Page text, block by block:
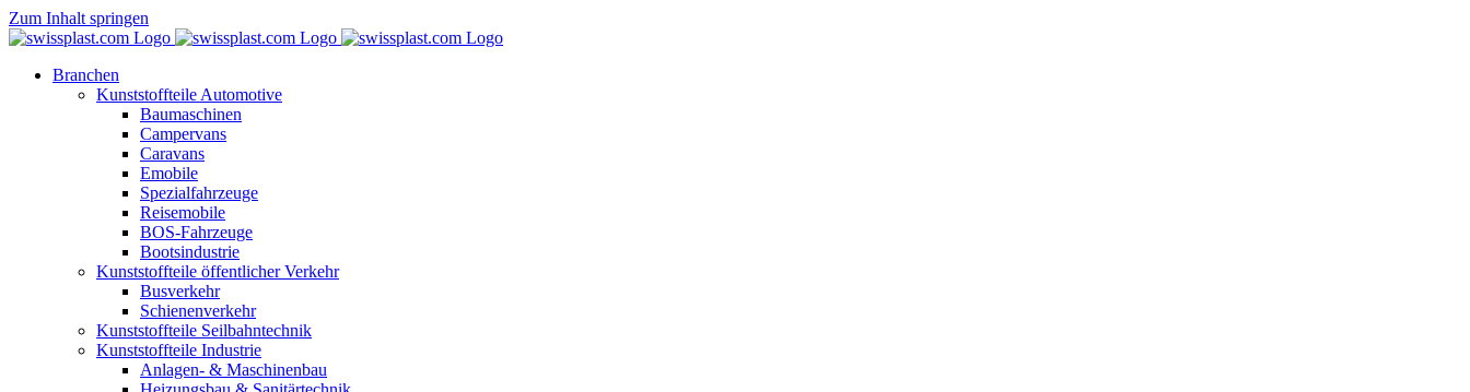
Zum Inhalt springen
Branchen
Kunststoffteile Automotive
Baumaschinen
Campervans
Caravans
Emobile
Spezialfahrzeuge
Reisemobile
BOS-Fahrzeuge
Bootsindustrie
Kunststoffteile öffentlicher Verkehr
Busverkehr
Schienenverkehr
Kunststoffteile Seilbahntechnik
Kunststoffteile Industrie
Anlagen- & Maschinenbau